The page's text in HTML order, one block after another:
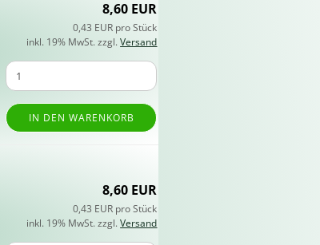
8,60 EUR
0,43 EUR pro Stück
inkl. 19% MwSt. zzgl.Versand
IN DEN WARENKORB
8,60 EUR
0,43 EUR pro Stück
inkl. 19% MwSt. zzgl.Versand